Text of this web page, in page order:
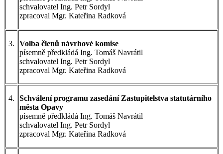
schvalovatel Ing. Petr Sordyl
zpracoval Mgr. Kateřina Radková
3.
Volba členů návrhové komise
písemně předkládá Ing. Tomáš Navrátil
schvalovatel Ing. Petr Sordyl
zpracoval Mgr. Kateřina Radková
4.
Schválení programu zasedání Zastupitelstva statutárního
města Opavy
písemně předkládá Ing. Tomáš Navrátil
schvalovatel Ing. Petr Sordyl
zpracoval Mgr. Kateřina Radková